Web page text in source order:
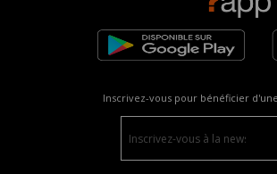
Inscrivez-vous pour bénéficier